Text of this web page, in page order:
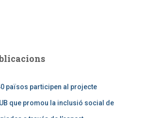
països participen al projecte
UB que promou la inclusió social de